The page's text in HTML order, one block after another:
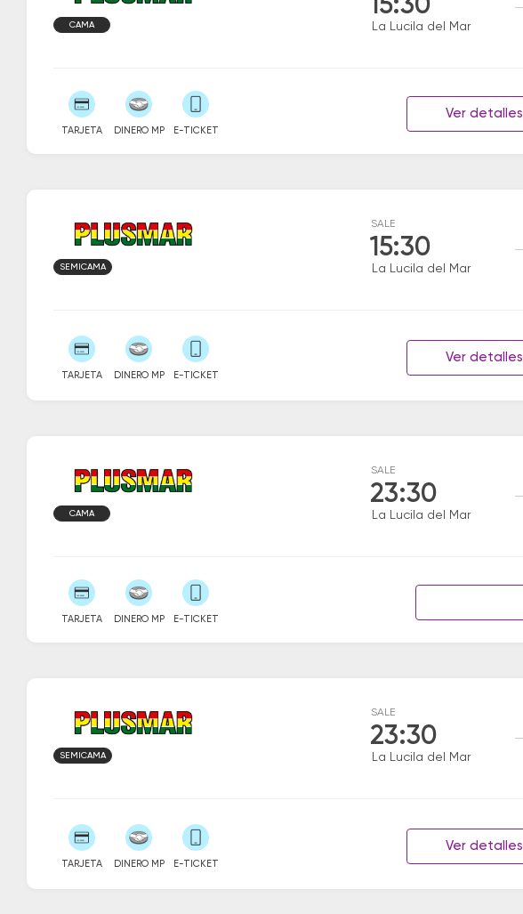
15:30
La Lucila del Mar
CAMA
TARJETA DINERO MP E-TICKET
Ver detalles
SALE
15:30
La Lucila del Mar
SEMICAMA
TARJETA DINERO MP E-TICKET
Ver detalles
SALE
23:30
La Lucila del Mar
CAMA
TARJETA DINERO MP E-TICKET
SALE
23:30
La Lucila del Mar
SEMICAMA
TARJETA DINERO MP E-TICKET
Ver detalles